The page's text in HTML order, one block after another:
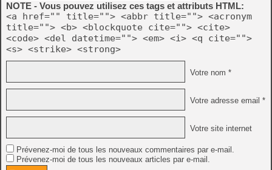
NOTE - Vous pouvez utilisez ces tags et attributs HTML:
<a href="" title=""> <abbr title=""> <acronym
title=""> <b> <blockquote cite=""> <cite>
<code> <del datetime=""> <em> <i> <q cite="">
<s> <strike> <strong>
Votre nom *
Votre adresse email *
Votre site internet
Prévenez-moi de tous les nouveaux commentaires par e-mail.
Prévenez-moi de tous les nouveaux articles par e-mail.